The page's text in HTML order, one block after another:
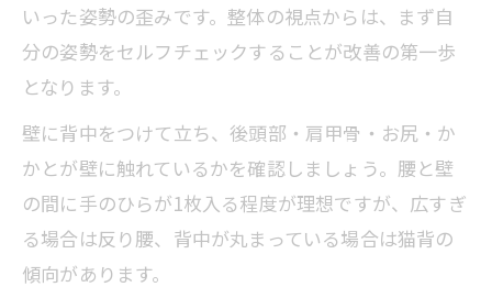
いった姿勢の歪みです。整体の視点からは、まず自
分の姿勢をセルフチェックすることが改善の第一歩
となります。
壁に背中をつけて立ち、後頭部・肩甲骨・お尻・か
かとが壁に触れているかを確認しましょう。腰と壁
の間に手のひらが1枚入る程度が理想ですが、広すぎ
る場合は反り腰、背中が丸まっている場合は猫背の
傾向があります。